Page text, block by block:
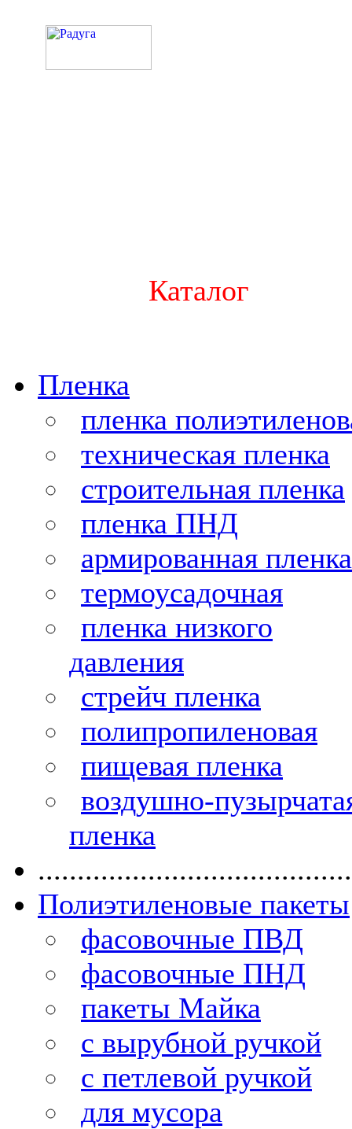
Каталог
Пленка
пленка
техническая пленка
строительная пленка
пленка ПНД
армированная пленка
термоусадочная
пленка низкого
давления
стрейч пленка
полипропиленовая
пищевая пленка
воздушно-
пленка
Полиэтиленовые пакеты
фасовочные ПВД
фасовочные ПНД
пакеты Майка
с вырубной ручкой
с петлевой ручкой
для мусора